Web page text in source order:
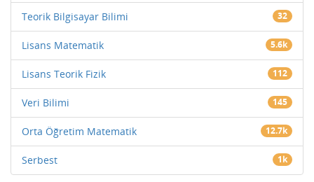
Teorik Bilgisayar Bilimi 32
Lisans Matematik 5.6k
Lisans Teorik Fizik 112
Veri Bilimi 145
Orta Öğretim Matematik 12.7k
Serbest 1k